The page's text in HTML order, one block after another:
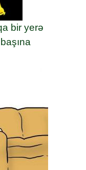
bir yerə